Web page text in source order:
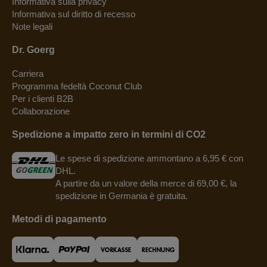
Informativa sul diritto di recesso
Note legali
Dr. Goerg
Carriera
Programma fedeltà Coconut Club
Per i clienti B2B
Collaborazione
Spedizione a impatto zero in termini di CO2
Le spese di spedizione ammontano a 6,95 € con
DHL.
A partire da un valore della merce di 69,00 €, la
spedizione in Germania è gratuita.
Metodi di pagamento